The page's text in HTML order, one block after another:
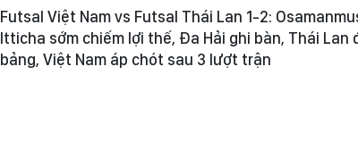
Futsal Việt Nam vs Futsal Thái Lan 1-2:
Itticha sớm chiếm lợi thế, Đa Hải ghi bàn, Thái Lan
bảng, Việt Nam áp chót sau 3 lượt trận